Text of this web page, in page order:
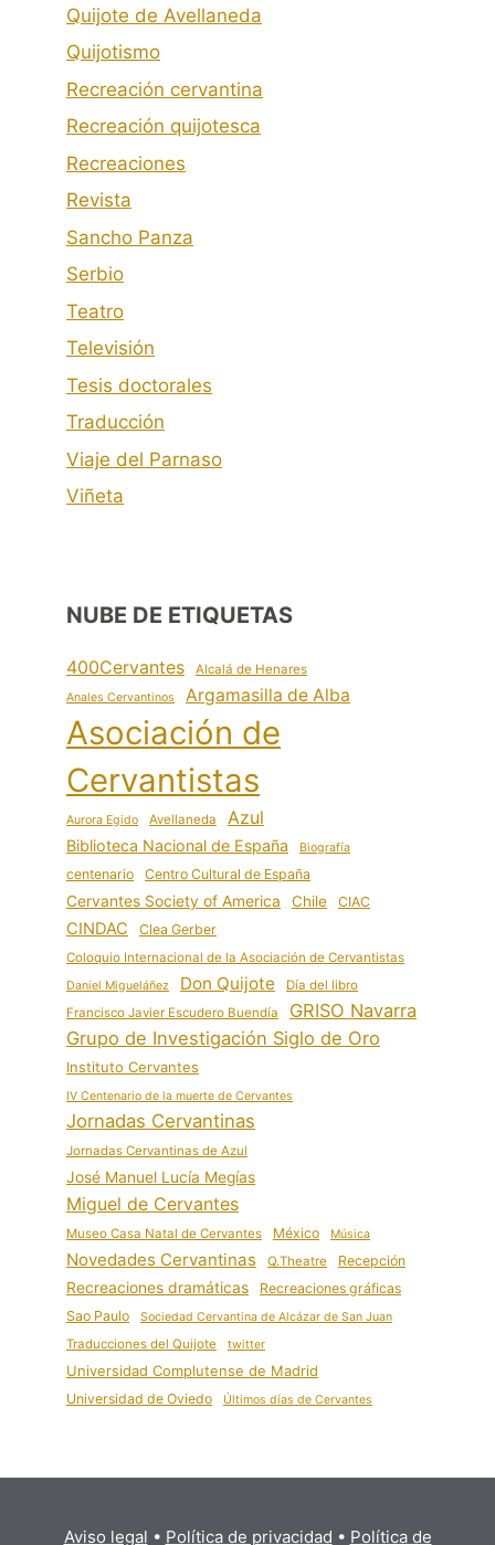
Quijote de Avellaneda
Quijotismo
Recreación cervantina
Recreación quijotesca
Recreaciones
Revista
Sancho Panza
Serbio
Teatro
Televisión
Tesis doctorales
Traducción
Viaje del Parnaso
Viñeta
NUBE DE ETIQUETAS
400Cervantes Alcalá de Henares
Anales Cervantinos Argamasilla de Alba
Asociación de
Cervantistas
Aurora Egido Avellaneda Azul
Biblioteca Nacional de España Biografía
centenario Centro Cultural de España
Cervantes Society of America Chile CIAC
CINDAC Clea Gerber
Coloquio Internacional de la Asociación de Cervantistas
Daniel Migueláñez Don Quijote
Día del libro
Francisco Javier Escudero Buendía
GRISO Navarra
Grupo de Investigación Siglo de Oro
Instituto Cervantes
IV Centenario de la muerte de Cervantes
Jornadas Cervantinas
Jornadas Cervantinas de Azul
José Manuel Lucía Megías
Miguel de Cervantes
Museo Casa Natal de Cervantes México Música
Novedades Cervantinas Q.Theatre Recepción
Recreaciones dramáticas
Recreaciones gráficas
Sao Paulo
Sociedad Cervantina de Alcázar de San Juan
Traducciones del Quijote twitter
Universidad Complutense de Madrid
Universidad de Oviedo Últimos días de Cervantes
Aviso legal • Política de privacidad • Política de